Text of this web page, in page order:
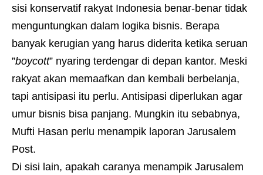
sisi konservatif rakyat Indonesia benar-benar tidak
menguntungkan dalam logika bisnis. Berapa
banyak kerugian yang harus diderita ketika seruan
”boycott” nyaring terdengar di depan kantor. Meski
rakyat akan memaafkan dan kembali berbelanja,
tapi antisipasi itu perlu. Antisipasi diperlukan agar
umur bisnis bisa panjang. Mungkin itu sebabnya,
Mufti Hasan perlu menampik laporan Jarusalem
Post.
Di sisi lain, apakah caranya menampik Jarusalem